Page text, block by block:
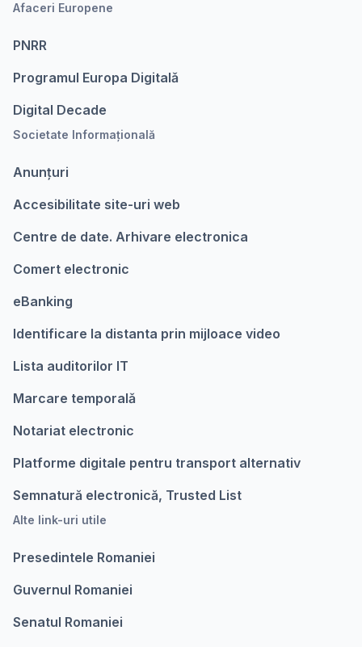
Afaceri Europene
PNRR
Programul Europa Digitalǎ
Digital Decade
Societate Informațională
Anunțuri
Accesibilitate site-uri web
Centre de date. Arhivare electronica
Comert electronic
eBanking
Identificare la distanta prin mijloace video
Lista auditorilor IT
Marcare temporalǎ
Notariat electronic
Platforme digitale pentru transport alternativ
Semnatură electronică, Trusted List
Alte link-uri utile
Presedintele Romaniei
Guvernul Romaniei
Senatul Romaniei